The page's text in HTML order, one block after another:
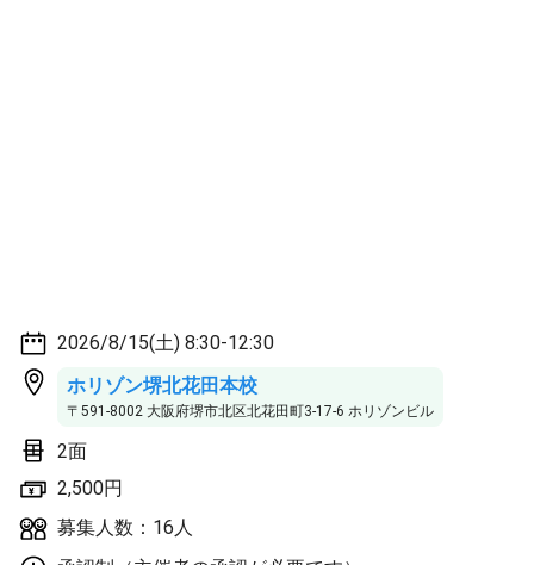
2026/8/15(土) 8:30-12:30
ホリゾン堺北花田本校
〒591-8002 大阪府堺市北区北花田町3-17-6 ホリゾンビル
2面
2,500円
募集人数：16人